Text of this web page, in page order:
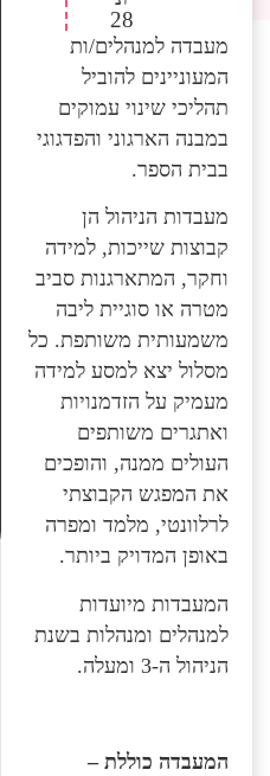
28
מעבדה למנהלים/ות
המעוניינים להוביל
תהליכי שינוי עמוקים
במבנה הארגוני והפדגוגי
בבית הספר.
מעבדות הניהול הן
קבוצות שייכות, למידה
וחקר, המתארגנות סביב
מטרה או סוגיית ליבה
משמעותית משותפת. כל
מסלול יצא למסע למידה
מעמיק על הזדמנויות
ואתגרים משותפים
העולים ממנה, והופכים
את המפגש הקבוצתי
לרלוונטי, מלמד ומפרה
באופן המדויק ביותר.
המעבדות מיועדות
למנהלים ומנהלות בשנת
הניהול ה-3 ומעלה.
המעבדה כוללת –